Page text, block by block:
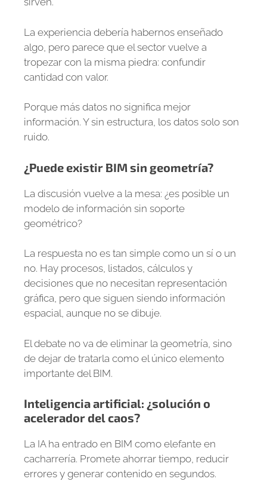
La experiencia debería habernos enseñado
algo, pero parece que el sector vuelve a
tropezar con la misma piedra: confundir
cantidad con valor.
Porque más datos no significa mejor
información. Y sin estructura, los datos solo son
ruido.
¿Puede existir BIM sin geometría?
La discusión vuelve a la mesa: ¿es posible un
modelo de información sin soporte
geométrico?
La respuesta no es tan simple como un sí o un
no. Hay procesos, listados, cálculos y
decisiones que no necesitan representación
gráfica, pero que siguen siendo información
espacial, aunque no se dibuje.
El debate no va de eliminar la geometría, sino
de dejar de tratarla como el único elemento
importante del BIM.
Inteligencia artificial: ¿solución o
acelerador del caos?
La IA ha entrado en BIM como elefante en
cacharrería. Promete ahorrar tiempo, reducir
errores y generar contenido en segundos.